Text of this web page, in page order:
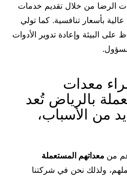
الرضا من خلال تقديم خدمات
بأسعار تنافسية. كما تولي
على البيئة وإعادة تدوير الأدوات
معدات
بالرياض تُعد
من الأسباب،
من معداتهم المستعملة
ولذلك نحن في شركتنا